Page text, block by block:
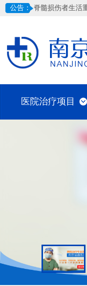
公告： 脊髓损伤者生活
医院治疗项目